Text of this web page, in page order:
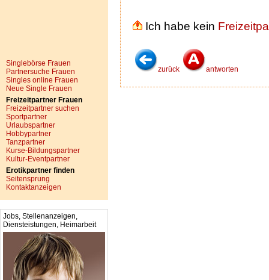
Singlebörse Frauen
Partnersuche Frauen
Singles online Frauen
Neue Single Frauen
Freizeitpartner Frauen
Freizeitpartner suchen
Sportpartner
Urlaubspartner
Hobbypartner
Tanzpartner
Kurse-Bildungspartner
Kultur-Eventpartner
Erotikpartner finden
Seitensprung
Kontaktanzeigen
Jobs, Stellenanzeigen,
Diensteistungen, Heimarbeit
Ich habe kein
zurück antworten